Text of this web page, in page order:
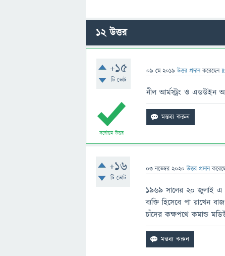
12উত্তর
+15
টি ভোট
09 মে 2019 উত্তর প্রদান করেছেন
সর্বোত্তম উত্তর
নীল আর্মস্ট্রং ও এডউইন
+16
টি ভোট
03 নভেম্বর 2020 উত্তর প্রদান
১৯৬৯ সালের ২০ জুলাই এ
ব্যক্তি হিসেবে পা রাখেন
চাঁদের কক্ষপথে কমান্ড